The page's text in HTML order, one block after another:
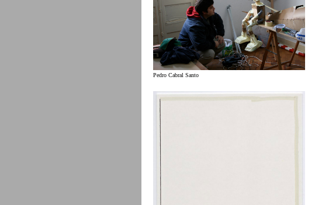
Pedro Cabral Santo